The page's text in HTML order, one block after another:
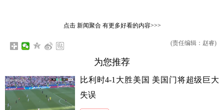
点击 新闻聚合有更多好看的内容>>>
(责任编辑：赵睿)
为您推荐
比利时4-1大胜美国 美国门将超级巨大
失误